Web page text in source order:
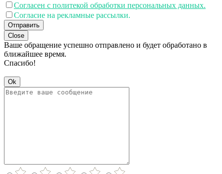
Согласен с политекой обработки персональных данных.
Согласие на рекламные рассылки.
Отправить
Close
Ваше обращение успешно отправлено и будет обработано в
ближайшее время.
Спасибо!
Ok